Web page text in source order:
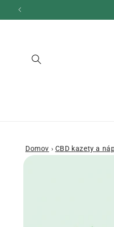
a prejsť
na obsah
Domov › CBD kazety a
Prejsť na